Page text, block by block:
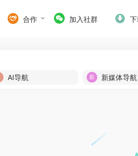
合作 加入社群
AI导航 新媒体导航